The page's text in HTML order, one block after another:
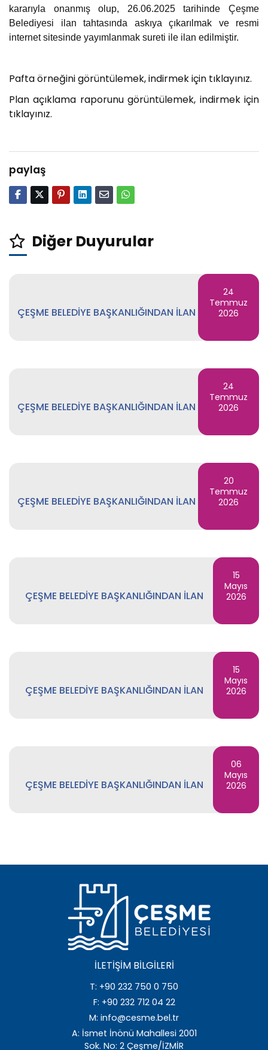
kararıyla onanmış olup, 26.06.2025 tarihinde Çeşme
Belediyesi ilan tahtasında askıya çıkarılmak ve resmi
internet sitesinde yayımlanmak sureti ile ilan edilmiştir.
Pafta örneğini görüntülemek, indirmek için tıklayınız.
Plan açıklama raporunu görüntülemek, indirmek için
tıklayınız.
paylaş
Diğer Duyurular
ÇEŞME BELEDİYE BAŞKANLIĞINDAN İLAN
24
Temmuz
2026
ÇEŞME BELEDİYE BAŞKANLIĞINDAN İLAN
24
Temmuz
2026
ÇEŞME BELEDİYE BAŞKANLIĞINDAN İLAN
20
Temmuz
2026
ÇEŞME BELEDİYE BAŞKANLIĞINDAN İLAN
15
Mayıs
2026
ÇEŞME BELEDİYE BAŞKANLIĞINDAN İLAN
15
Mayıs
2026
ÇEŞME BELEDİYE BAŞKANLIĞINDAN İLAN
06
Mayıs
2026
İLETIŞIM BILGILERI
T: +90 232 750 0 750
F: +90 232 712 04 22
M: info@cesme.bel.tr
A: İsmet İnönü Mahallesi 2001
Sok. No: 2 Çeşme/İZMİR